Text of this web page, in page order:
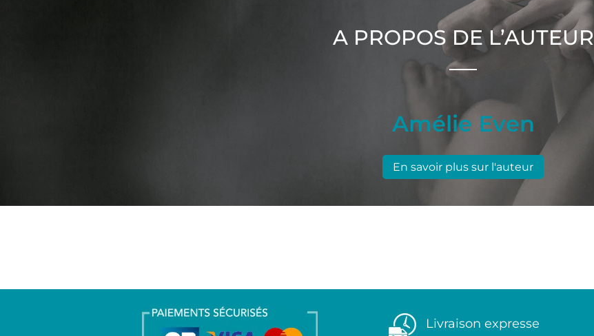
A PROPOS DE L’AUTEUR
Amélie Even
En savoir plus sur l'auteur
Livraison expresse